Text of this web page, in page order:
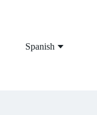
Spanish